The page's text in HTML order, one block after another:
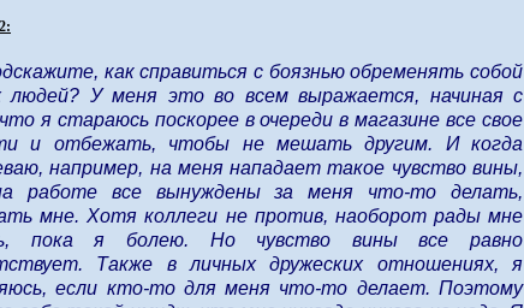
:
как справиться с боязнью обременять собой
людей? У меня это во всем выражается, начиная с
я стараюсь поскорее в очереди в магазине все свое
и отбежать, чтобы не мешать другим. И когда
например, на меня нападает такое чувство вины,
работе все вынуждены за меня что-то делать,
мне. Хотя коллеги не против, наоборот рады мне
пока я болею. Но чувство вины все равно
Также в личных дружеских отношениях, я
если кто-то для меня что-то делает. Поэтому